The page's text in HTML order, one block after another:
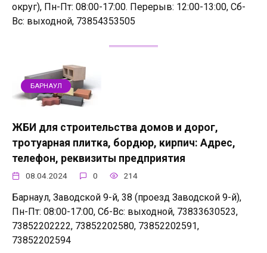
округ), Пн-Пт: 08:00-17:00. Перерыв: 12:00-13:00, Сб-
Вс: выходной, 73854353505
БАРНАУЛ
ЖБИ для строительства домов и дорог,
тротуарная плитка, бордюр, кирпич: Адрес,
телефон, реквизиты предприятия
08.04.2024 0 214
Барнаул, Заводской 9-й, 38 (проезд Заводской 9-й),
Пн-Пт: 08:00-17:00, Сб-Вс: выходной, 73833630523,
73852202222, 73852202580, 73852202591,
73852202594